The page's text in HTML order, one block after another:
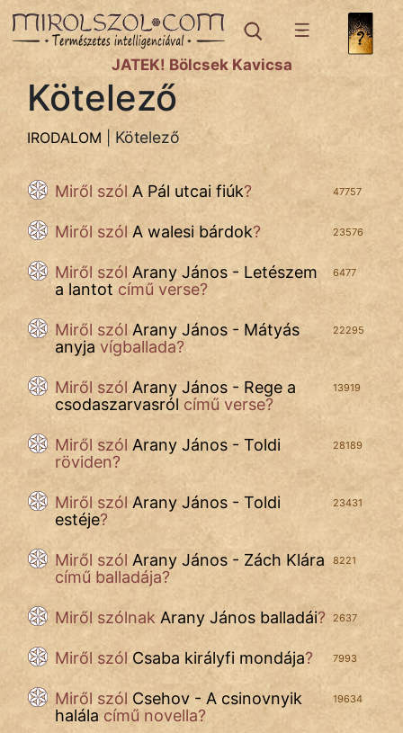
IRODALOMtémák:
Történetek
Dráma
Költemény
Eposz
Házi
Kötelező
Legenda
Mese
Monda
Novella
És
Vers
JÁTÉK! Bölcsek Kavicsa
Kötelező
IRODALOM Kötelező
47757
Miről szól A Pál utcai fiúk?
23576
Miről szól A walesi bárdok?
6477
Miről szól Arany János - Letészem
a lantot című verse?
22295
Miről szól Arany János - Mátyás
anyja vígballada?
13919
Miről szól Arany János - Rege a
csodaszarvasról című verse?
28189
Miről szól Arany János - Toldi
röviden?
23431
Miről szól Arany János - Toldi
estéje?
8221
Miről szól Arany János - Zách Klára
című balladája?
2637
Miről szólnak Arany János balladái?
7993
Miről szól Csaba királyfi mondája?
19634
Miről szól Csehov - A csinovnyik
halála című novella?